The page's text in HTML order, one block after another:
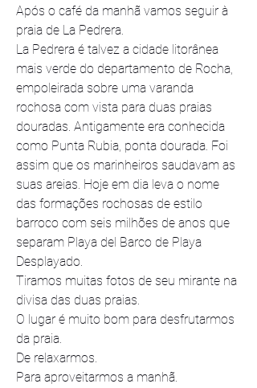
Após o café da manhã vamos seguir à
praia de La Pedrera.
La Pedrera é talvez a cidade litorânea
mais verde do departamento de Rocha,
empoleirada sobre uma varanda
rochosa com vista para duas praias
douradas. Antigamente era conhecida
como Punta Rubia, ponta dourada. Foi
assim que os marinheiros saudavam as
suas areias. Hoje em dia leva o nome
das formações rochosas de estilo
barroco com seis milhões de anos que
separam Playa del Barco de Playa
Desplayado.
Tiramos muitas fotos de seu mirante na
divisa das duas praias.
O lugar é muito bom para desfrutarmos
da praia.
De relaxarmos.
Para aproveitarmos a manhã.